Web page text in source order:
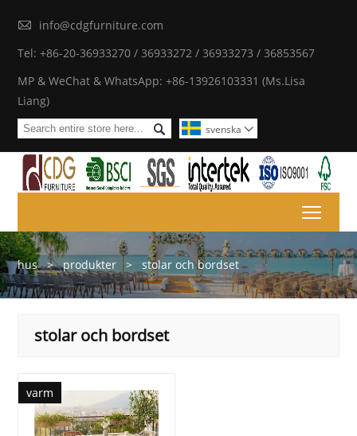

info@cdgfurniture.com
Tel: +86-20-36933270 / 36933272 / 36933273 / 36853567
MP & WeChat & WhatsApp: +86-13926103331 (Ms.Lisa
Liang)
 svenska 
hus > produkter > stolar och bordset
stolar och bordset
varm